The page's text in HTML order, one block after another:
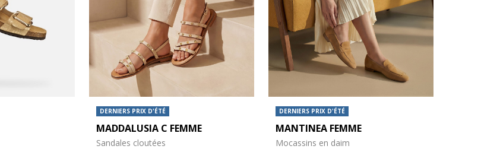
DERNIERS PRIX D'ÉTÉ
MADDALUSIA C FEMME
Sandales cloutées
DERNIERS PRIX D'ÉTÉ
MANTINEA FEMME
Mocassins en daim